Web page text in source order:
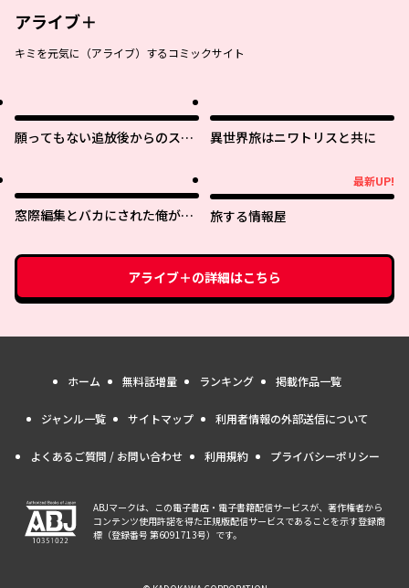
アライブ＋
キミを元気に（アライブ）するコミックサイト
願ってもない追放後からのスロ
り行きで美少女ギャルの師匠に
なったらなぜかめちゃくちゃ懐
かれた〜
異世界旅はニワトリスと共に
窓際編集とバカにされた俺が、
た
最新UP!
旅する情報屋
アライブ＋の詳細はこちら
ホーム 無料話増量 ランキング 掲載作品一覧
ジャンル一覧 サイトマップ 利用者情報の外部送信について
よくあるご質問 / お問い合わせ 利用規約 プライバシーポリシー
ABJマークは、この電子書店・電子書籍配信サービスが、著作権者から
コンテンツ使用許諾を得た正規版配信サービスであることを示す登録商
標（登録番号 第6091713号）です。